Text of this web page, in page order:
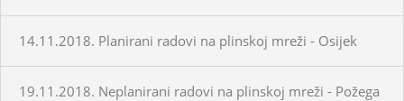
14.11.2018. Planirani radovi na plinskoj mreži - Osijek
19.11.2018. Neplanirani radovi na plinskoj mreži - Požega